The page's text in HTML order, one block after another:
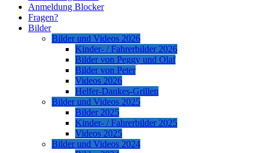
Anmeldung Blocker
Fragen?
Bilder
Bilder und Videos 2026
Kinder- / Fahrerbilder 2026
Bilder von Peggy und Olaf
Bilder von Peter
Videos 2026
Helfer-Dankes-Grillen
Bilder und Videos 2025
Bilder 2025
Kinder- / Fahrerbilder 2025
Videos 2025
Bilder und Videos 2024